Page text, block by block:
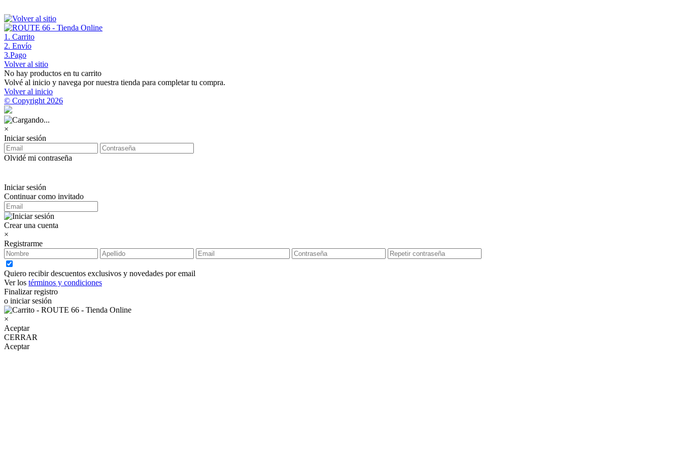
1 . Carrito
2. Envío
3.Pago
Volver al sitio
No hay productos en tu carrito
Volvé al inicio y navega por nuestra tienda para completar tu compra.
Volver al inicio
© Copyright 2026
×
Iniciar sesión
Olvidé mi contraseña
Iniciar sesión
Continuar como invitado
Crear una cuenta
×
Registrarme
Quiero recibir descuentos exclusivos y novedades por email
Ver los términos y condiciones
Finalizar registro
o iniciar sesión
×
Aceptar
CERRAR
Aceptar